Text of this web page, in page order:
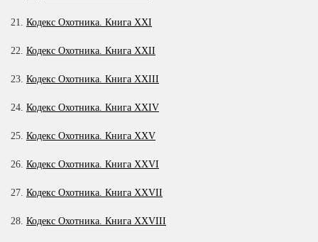
21. Кодекс Охотника. Книга XXI
22. Кодекс Охотника. Книга XXII
23. Кодекс Охотника. Книга XXIII
24. Кодекс Охотника. Книга XXIV
25. Кодекс Охотника. Книга XXV
26. Кодекс Охотника. Книга XXVI
27. Кодекс Охотника. Книга XXVII
28. Кодекс Охотника. Книга XXVIII